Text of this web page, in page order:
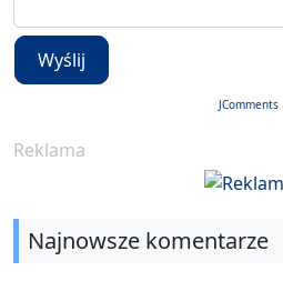
Wyślij
JComments
Reklama
Najnowsze komentarze